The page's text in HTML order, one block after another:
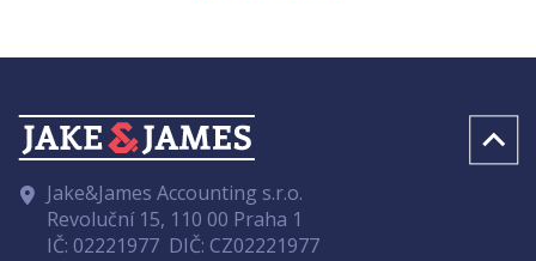
Jake&James Accounting s.r.o.
Revoluční 15, 110 00 Praha 1
IČ: 02221977 DIČ: CZ02221977